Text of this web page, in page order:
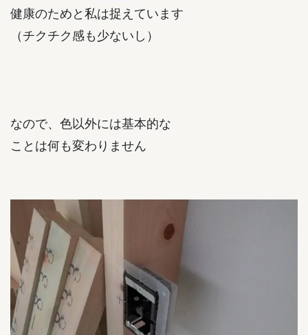
健康のためと私は捉えています
（チクチク感も少ないし）
なので、色以外には基本的な
ことは何も変わりません